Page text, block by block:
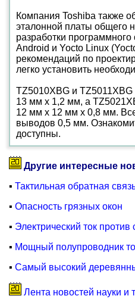
Компания Toshiba также
эталонной платы общего
разработки
Android и Yocto Linux
рекомендаций по
легко установить
TZ5010XBG и
13 мм x 1,2 мм, а
12 мм x 12 мм x 0,8 мм.
выводов 0,5 мм.
доступны.
Другие интересные
▪ Тактильная обратная
▪ Опасность грязных окон
▪ Электрический ток против
▪ Мощный полупроводник
▪ Самый высокий
Лента новостей науки и